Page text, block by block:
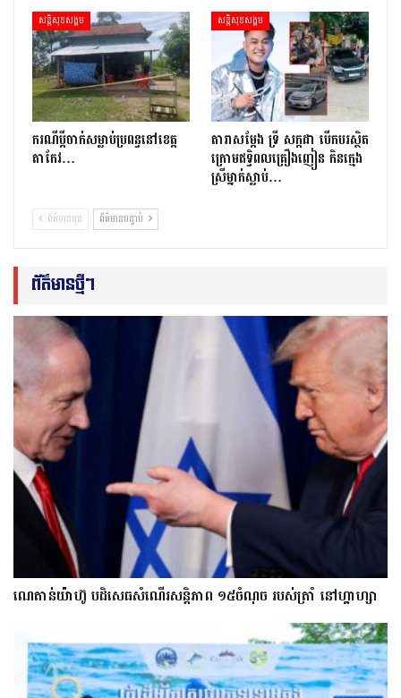
សន្តិសុខសង្គម
ករណីប្ដីចាក់សម្លាប់ប្រពន្ធនៅខេត្ត
តាកែវ…
សន្តិសុខសង្គម
តារាសម្ដែង ទ្រី សក្កដា បើកបរស្ថិត
ក្រោមឥទ្ធិពលគ្រឿងញៀន កិនក្មេង
ស្រីម្នាក់ស្លាប់…
ព័ត៌មានមុន ព័ត៌មានបន្ទាប់
ព័ត៌មានថ្មីៗ
ណេតាន់យ៉ាហ៊ូ បដិសេធសំណើរសន្តិភាព ១៥ចំណុច របស់ត្រាំ នៅហ្គាហ្សា